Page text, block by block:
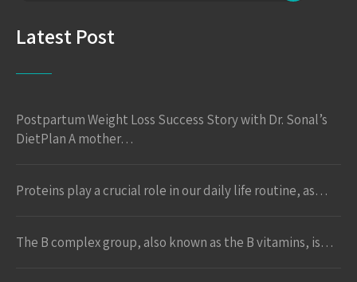
Latest Post
Postpartum Weight Loss Success Story with Dr. Sonal’s
DietPlan A mother…
Proteins play a crucial role in our daily life routine, as…
The B complex group, also known as the B vitamins, is…